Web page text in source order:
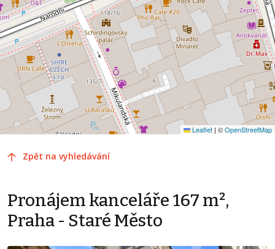
Leaflet | ©OpenStreetMap
Zpět na vyhledávání
Pronájem kanceláře 167 m²,
Praha - Staré Město